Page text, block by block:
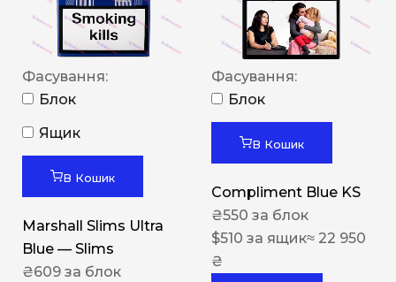
Фасування:
Блок
Ящик
В Кошик
Marshall Slims Ultra
Blue — Slims
₴609 за блок
Фасування:
Блок
В Кошик
Compliment Blue KS
₴550 за блок
$510 за ящик≈ 22 950
₴